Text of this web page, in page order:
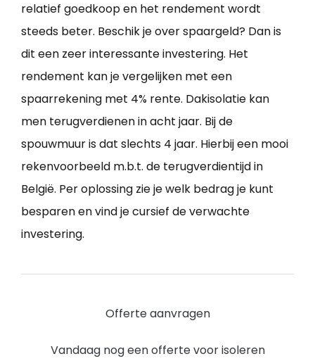
relatief goedkoop en het rendement wordt
steeds beter. Beschik je over spaargeld? Dan is
dit een zeer interessante investering. Het
rendement kan je vergelijken met een
spaarrekening met 4% rente. Dakisolatie kan
men terugverdienen in acht jaar. Bij de
spouwmuur is dat slechts 4 jaar. Hierbij een mooi
rekenvoorbeeld m.b.t. de terugverdientijd in
België. Per oplossing zie je welk bedrag je kunt
besparen en vind je cursief de verwachte
investering.
Offerte aanvragen
Vandaag nog een offerte voor isoleren